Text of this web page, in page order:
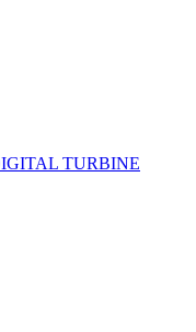
TURBINE